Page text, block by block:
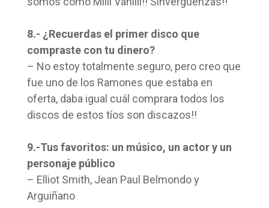
8.- ¿Recuerdas el primer disco que
compraste con tu dinero?
– No estoy totalmente seguro, pero creo que
fue uno de los Ramones que estaba en
oferta, daba igual cuál comprara todos los
discos de estos tíos son discazos!!
9.-Tus favoritos: un músico, un actor y un
personaje público
– Elliot Smith, Jean Paul Belmondo y
Arguiñano